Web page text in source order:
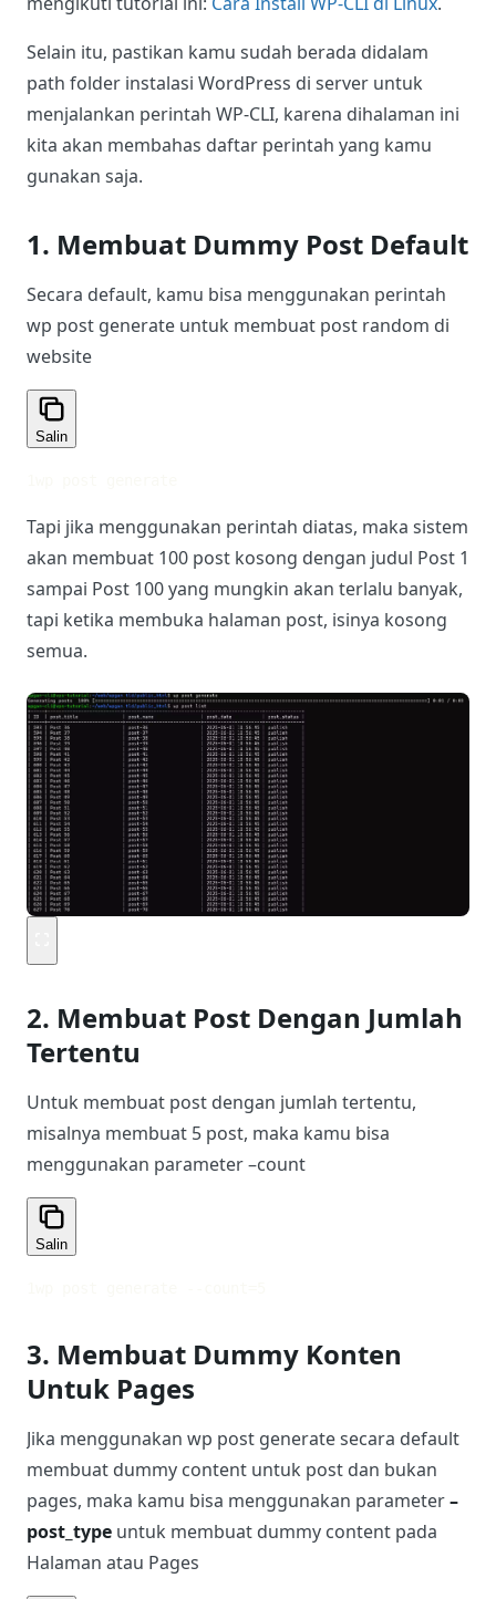
Selain itu, pastikan kamu sudah berada didalam
path folder instalasi WordPress di server untuk
menjalankan perintah WP-CLI, karena dihalaman ini
kita akan membahas daftar perintah yang kamu
gunakan saja.
1. Membuat Dummy Post Default
Secara default, kamu bisa menggunakan perintah
wp post generate untuk membuat post random di
website
Salin
Tapi jika menggunakan perintah diatas, maka sistem
akan membuat 100 post kosong dengan judul Post 1
sampai Post 100 yang mungkin akan terlalu banyak,
tapi ketika membuka halaman post, isinya kosong
semua.
2. Membuat Post Dengan Jumlah
Tertentu
Untuk membuat post dengan jumlah tertentu,
misalnya membuat 5 post, maka kamu bisa
menggunakan parameter –count
Salin
3. Membuat Dummy Konten
Untuk Pages
Jika menggunakan wp post generate secara default
membuat dummy content untuk post dan bukan
pages, maka kamu bisa menggunakan parameter–
post_type untuk membuat dummy content pada
Halaman atau Pages